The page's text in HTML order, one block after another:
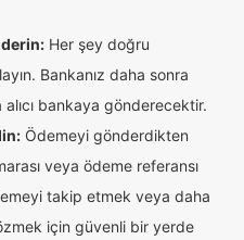
Her şey doğru
Bankanız daha sonra
alıcı bankaya gönderecektir.
Ödemeyi gönderdikten
veya ödeme referansı
takip etmek veya daha
için güvenli bir yerde